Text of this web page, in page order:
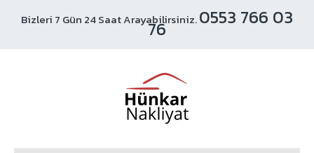
Bizleri 7 Gün 24 Saat Arayabilirsiniz.0553 766 03
76